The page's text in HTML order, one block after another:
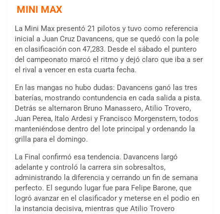
MINI MAX
La Mini Max presentó 21 pilotos y tuvo como referencia
inicial a Juan Cruz Davancens, que se quedó con la pole
en clasificación con 47,283. Desde el sábado el puntero
del campeonato marcó el ritmo y dejó claro que iba a ser
el rival a vencer en esta cuarta fecha.
En las mangas no hubo dudas: Davancens ganó las tres
baterías, mostrando contundencia en cada salida a pista.
Detrás se alternaron Bruno Manassero, Atilio Trovero,
Juan Perea, Italo Ardesi y Francisco Morgenstern, todos
manteniéndose dentro del lote principal y ordenando la
grilla para el domingo.
La Final confirmó esa tendencia. Davancens largó
adelante y controló la carrera sin sobresaltos,
administrando la diferencia y cerrando un fin de semana
perfecto. El segundo lugar fue para Felipe Barone, que
logró avanzar en el clasificador y meterse en el podio en
la instancia decisiva, mientras que Atilio Trovero